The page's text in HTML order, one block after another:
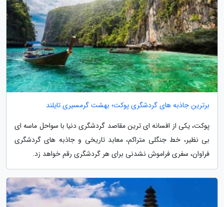
برترین جاذبه های گردشگری پوکت؛ بهشت گرمسیری تایلند
پوکت، یکی از افسانه ای ترین مقاصد گردشگری دنیا با سواحل ماسه ای
بی نظیر، خط جنگلی متراکم، معابد تاریخی و جاذبه های گردشگری
فراوان، سفری فراموش نشدنی برای هر گردشگری رقم خواهد زد.